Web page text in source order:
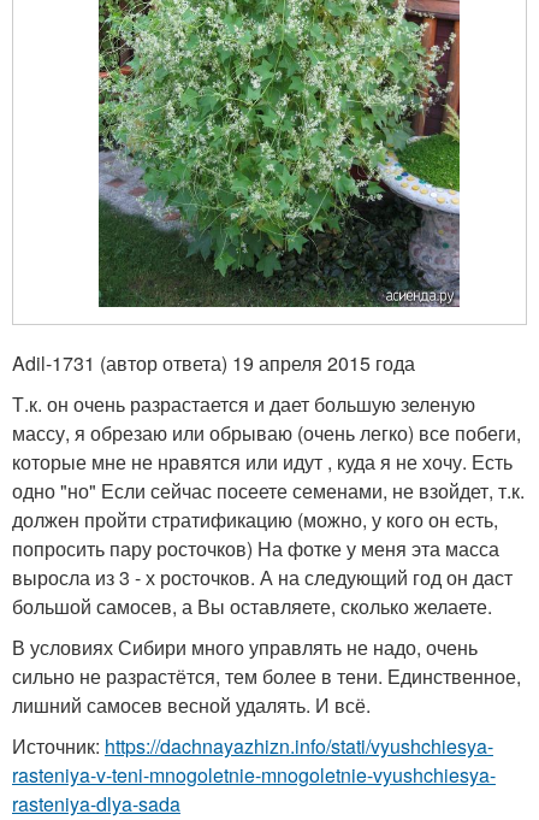
Adil-1731 (автор ответа) 19 апреля 2015 года
Т.к. он очень разрастается и дает большую зеленую
массу, я обрезаю или обрываю (очень легко) все побеги,
которые мне не нравятся или идут , куда я не хочу. Есть
одно "но" Если сейчас посеете семенами, не взойдет, т.к.
должен пройти стратификацию (можно, у кого он есть,
попросить пару росточков) На фотке у меня эта масса
выросла из 3 - х росточков. А на следующий год он даст
большой самосев, а Вы оставляете, сколько желаете.
В условиях Сибири много управлять не надо, очень
сильно не разрастётся, тем более в тени. Единственное,
лишний самосев весной удалять. И всё.
Источник: https://dachnayazhizn.info/stati/vyushchiesya-
rasteniya-v-teni-mnogoletnie-mnogoletnie-vyushchiesya-
rasteniya-dlya-sada